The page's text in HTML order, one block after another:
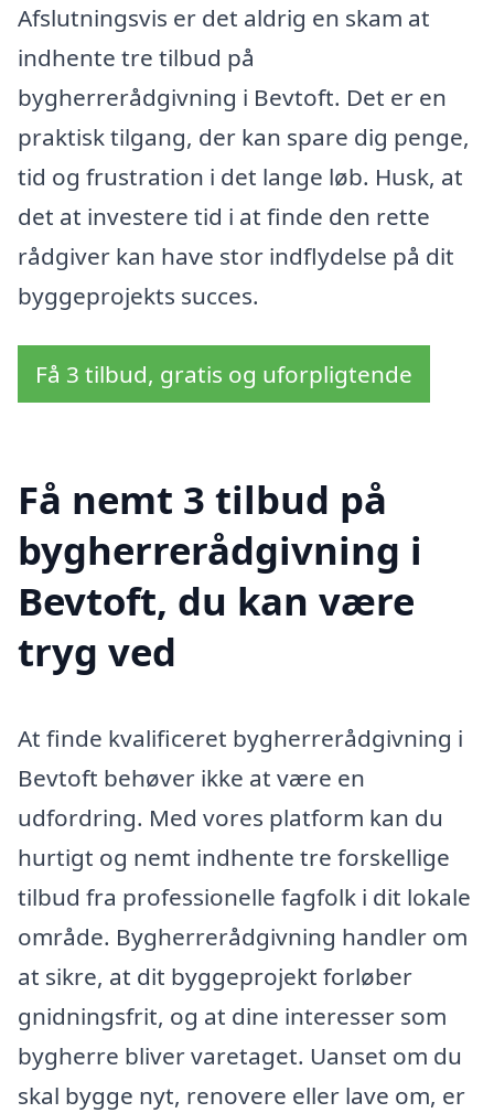
Afslutningsvis er det aldrig en skam at
indhente tre tilbud på
bygherrerådgivning i Bevtoft. Det er en
praktisk tilgang, der kan spare dig penge,
tid og frustration i det lange løb. Husk, at
det at investere tid i at finde den rette
rådgiver kan have stor indflydelse på dit
byggeprojekts succes.
Få 3 tilbud, gratis og uforpligtende
Få nemt 3 tilbud på
bygherrerådgivning i
Bevtoft, du kan være
tryg ved
At finde kvalificeret bygherrerådgivning i
Bevtoft behøver ikke at være en
udfordring. Med vores platform kan du
hurtigt og nemt indhente tre forskellige
tilbud fra professionelle fagfolk i dit lokale
område. Bygherrerådgivning handler om
at sikre, at dit byggeprojekt forløber
gnidningsfrit, og at dine interesser som
bygherre bliver varetaget. Uanset om du
skal bygge nyt, renovere eller lave om, er